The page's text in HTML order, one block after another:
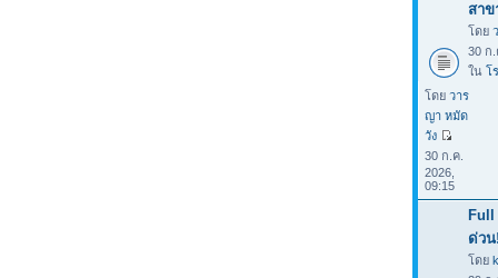
สาข
โดย
30 ก.
ใน โ
โดย วาร
ญา หมัด
วัง
30 ก.ค.
2026,
09:15
Full
ด่ว
โดย